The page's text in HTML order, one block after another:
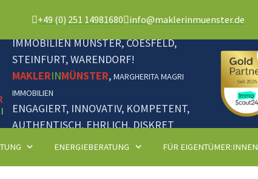
IMMOBILIEN MÜNSTER, COESFELD,
STEINFURT, WARENDORF!
MAKLERINMÜNSTER, MARGHERITA MAGRI
IMMOBILIEN
ENGAGIERT, INNOVATIV, KOMPETENT,
AUTHENTISCH, EHRLICH, DISKRET
ENERGIEBERATUNG FÜR EIGENTÜMER:INNEN
+49 (0) 251 14981680 info@maklerinmuenster.de